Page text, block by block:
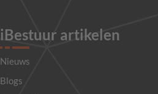
iBestuur artikelen
Nieuws
Blogs